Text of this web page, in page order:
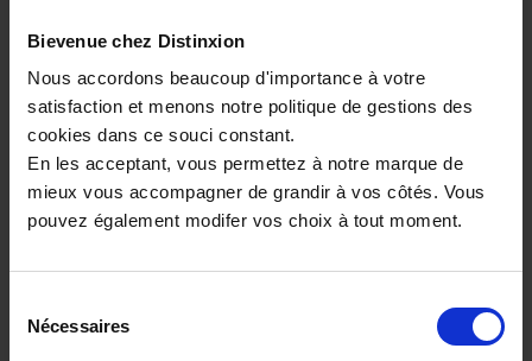
Bievenue chez Distinxion
Nous accordons beaucoup d'importance à votre
satisfaction et menons notre politique de gestions des
cookies dans ce souci constant.
En les acceptant, vous permettez à notre marque de
mieux vous accompagner de grandir à vos côtés. Vous
pouvez également modifer vos choix à tout moment.
Nécessaires
ou à partir de526.03 €/mois